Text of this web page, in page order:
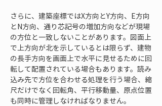
さらに、建築座標ではX方向とY方向、E方向
とN方向、通り芯記号の増加方向などが現場
の方位と一致しないことがあります。図面上
で上方向が北を示しているとは限らず、建物
の長手方向を画面上で水平に見せるために回
転して配置されている場合もあります。読み
込み先で方位を合わせる処理を行う場合、縮
尺だけでなく回転角、平行移動量、原点位置
も同時に管理しなければなりません。